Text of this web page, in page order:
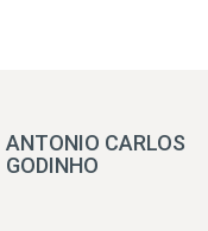
ANTONIO CARLOS
GODINHO